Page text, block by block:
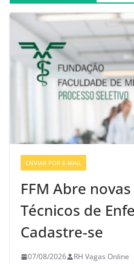
ENVIAR POR E-MAIL
FFM Abre
Técnicos de
Cadastre-se
07/08/2026 RH Vagas Online